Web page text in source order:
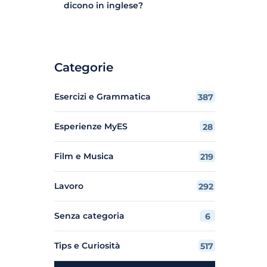
dicono in inglese?
Categorie
Esercizi e Grammatica 387
Esperienze MyES 28
Film e Musica 219
Lavoro 292
Senza categoria 6
Tips e Curiosità 517